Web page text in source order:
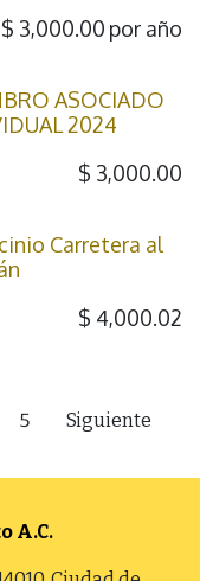
$ 3,000.00 por año
ASOCIADO
2024
$ 3,000.00
Carretera al
$ 4,000.02
5 Siguiente
A.C.